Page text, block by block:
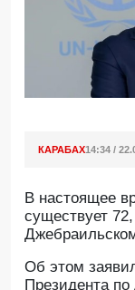
КАРАБАХ14:34 /
В настоящее
существует
Oб этом
Президента